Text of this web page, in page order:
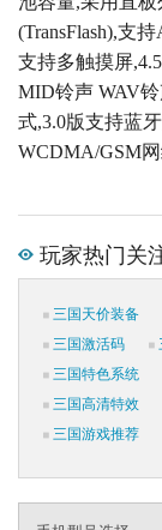
(TransFlash),支
支持多触摸屏
MID铃声 WAV
式,3.0版支持蓝
WCDMA/GSM网
玩家热门关
三国天价装备
三国激活码
三国特色系统
三国高清特效
三国游戏推荐